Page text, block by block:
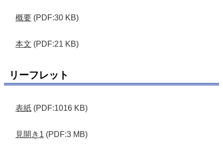
概要 (PDF:30 KB)
本文 (PDF:21 KB)
リーフレット
表紙 (PDF:1016 KB)
見開き1 (PDF:3 MB)